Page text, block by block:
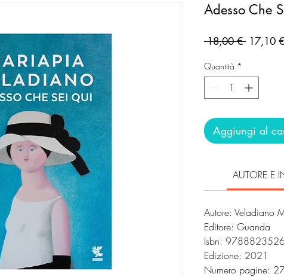
Adesso Che
18,00 € Prezzo
17,10 €
Quantità *
Aggiungi al
AUTORE E
Autore: Veladiano
Editore: Guanda
Isbn:
Edizione: 2021
Numero pagine: